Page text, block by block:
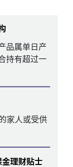
品属单日产
持有超过一
家人或受供
理财贴士